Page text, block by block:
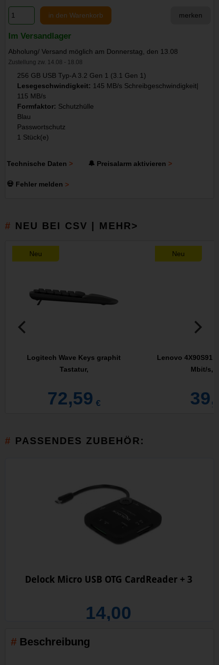
in den Warenkorb merken
Im Versandlager
Abholung/ Versand möglich am Donnerstag, den 13.08
Zustellung zw. 14.08 - 18.08
256 GB USB Typ-A 3.2 Gen 1 (3.1 Gen 1)
Lesegeschwindigkeit: 145 MB/s Schreibgeschwindigkeit|
115 MB/s
Formfaktor: Schutzhülle
Blau
Passwortschutz
1 Stück(e)
Technische Daten 🔔 Preisalarm aktivieren
💀 Fehler melden
NEU BEI CSV | MEHR>
Neu
Logitech Wave Keys graphit
Tastatur,
72,59 €
Neu
Lenovo
Mbit/s,
PASSENDES ZUBEHÖR:
Delock Micro USB OTG CardReader + 3
14,00
Beschreibung